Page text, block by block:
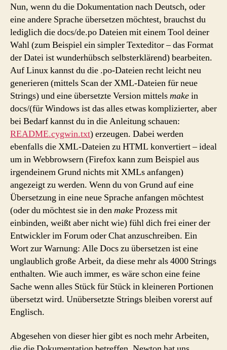
Nun, wenn du die Dokumentation nach Deutsch, oder
eine andere Sprache übersetzen möchtest, brauchst du
lediglich die docs/de.po Dateien mit einem Tool deiner
Wahl (zum Beispiel ein simpler Texteditor – das Format
der Datei ist wunderhübsch selbsterklärend) bearbeiten.
Auf Linux kannst du die .po-Dateien recht leicht neu
generieren (mittels Scan der XML-Dateien für neue
Strings) und eine übersetzte Version mittelsmakein
docs/(für Windows ist das alles etwas komplizierter, aber
bei Bedarf kannst du in die Anleitung schauen:
README.cygwin.txt) erzeugen. Dabei werden
ebenfalls die XML-Dateien zu HTML konvertiert – ideal
um in Webbrowsern (Firefox kann zum Beispiel aus
irgendeinem Grund nichts mit XMLs anfangen)
angezeigt zu werden. Wenn du von Grund auf eine
Übersetzung in eine neue Sprache anfangen möchtest
(oder du möchtest sie in denmakeProzess mit
einbinden, weißt aber nicht wie) fühl dich frei einer der
Entwickler im Forum oder Chat anzuschreiben. Ein
Wort zur Warnung: Alle Docs zu übersetzen ist eine
unglaublich große Arbeit, da diese mehr als 4000 Strings
enthalten. Wie auch immer, es wäre schon eine feine
Sache wenn alles Stück für Stück in kleineren Portionen
übersetzt wird. Unübersetzte Strings bleiben vorerst auf
Englisch.
Abgesehen von dieser hier gibt es noch mehr Arbeiten,